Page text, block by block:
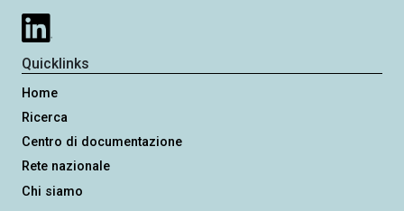
Quicklinks
Home
Ricerca
Centro di documentazione
Rete nazionale
Chi siamo